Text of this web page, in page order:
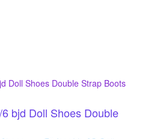
bjd Doll Shoes Double